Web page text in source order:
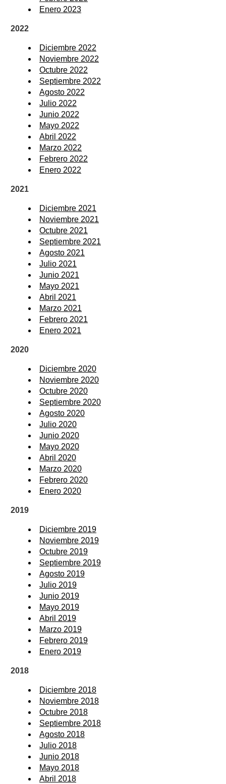
Enero 2023
2022
Diciembre 2022
Noviembre 2022
Octubre 2022
Septiembre 2022
Agosto 2022
Julio 2022
Junio 2022
Mayo 2022
Abril 2022
Marzo 2022
Febrero 2022
Enero 2022
2021
Diciembre 2021
Noviembre 2021
Octubre 2021
Septiembre 2021
Agosto 2021
Julio 2021
Junio 2021
Mayo 2021
Abril 2021
Marzo 2021
Febrero 2021
Enero 2021
2020
Diciembre 2020
Noviembre 2020
Octubre 2020
Septiembre 2020
Agosto 2020
Julio 2020
Junio 2020
Mayo 2020
Abril 2020
Marzo 2020
Febrero 2020
Enero 2020
2019
Diciembre 2019
Noviembre 2019
Octubre 2019
Septiembre 2019
Agosto 2019
Julio 2019
Junio 2019
Mayo 2019
Abril 2019
Marzo 2019
Febrero 2019
Enero 2019
2018
Diciembre 2018
Noviembre 2018
Octubre 2018
Septiembre 2018
Agosto 2018
Julio 2018
Junio 2018
Mayo 2018
Abril 2018